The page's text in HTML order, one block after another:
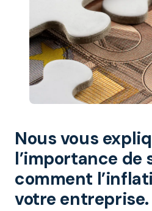
Nous vous
l’importance de
comment
votre entreprise.